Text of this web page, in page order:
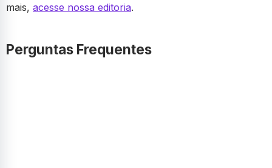
mais, acesse nossa editoria.
Perguntas Frequentes